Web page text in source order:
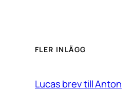
FLER INLÄGG
Lucas brev till Anton